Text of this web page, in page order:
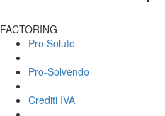
FACTORING
Pro Soluto
Pro-Solvendo
Crediti IVA